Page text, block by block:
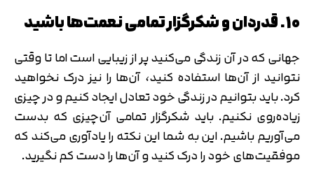
10. قدردان و شکرگزار تمامی نعمت‌ها باشید
جهانی که در آن زندگی می‌کنید پر از زیبایی است اما تا وقتی
نتوانید از آن‌‌ها استفاده کنید، آن‌ها را نیز درک نخواهید
کرد. باید بتوانیم در زندگی خود تعادل ایجاد کنیم و در چیزی
زیاده‌روی نکنیم. باید شکرگزار تمامی آن‌چیزی که بدست
می‌آوریم باشیم. این به شما این نکته را یادآوری می‌کند که
موفقیت‌های خود را درک کنید و آن‌ها را دست کم نگیرید.